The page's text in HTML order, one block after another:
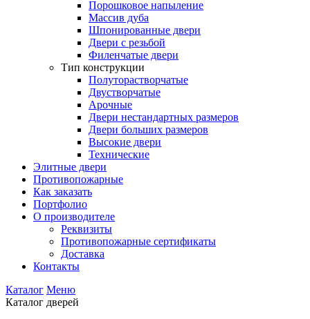
Порошковое напыление
Массив дуба
Шпонированные двери
Двери с резьбой
Филенчатые двери
Тип конструкции
Полуторастворчатые
Двустворчатые
Арочные
Двери нестандартных размеров
Двери больших размеров
Высокие двери
Технические
Элитные двери
Противопожарные
Как заказать
Портфолио
О производителе
Реквизиты
Противопожарные сертификаты
Доставка
Контакты
Каталог Меню
Каталог дверей